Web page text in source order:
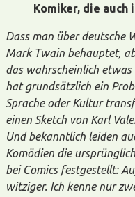
Komiker, die auch
Dass man über deutsche
Mark Twain behauptet,
das wahrscheinlich
hat grundsätzlich ein
Sprache oder Kultur
einen Sketch von Karl
Und bekanntlich leiden
Komödien die
bei Comics festgestellt:
witziger. Ich kenne nur